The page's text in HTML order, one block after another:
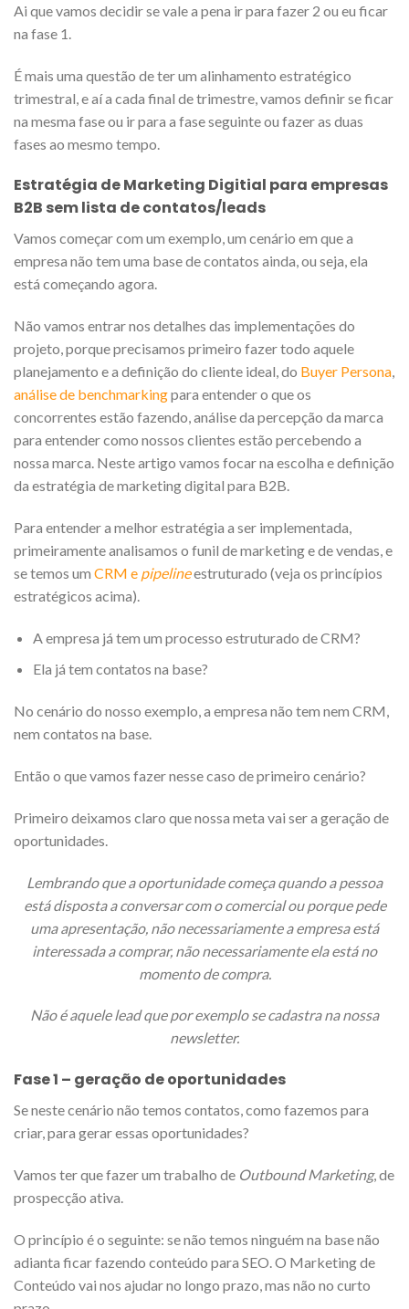
Ai que vamos decidir se vale a pena ir para fazer 2 ou eu ficar
na fase 1.
É mais uma questão de ter um alinhamento estratégico
trimestral, e aí a cada final de trimestre, vamos definir se ficar
na mesma fase ou ir para a fase seguinte ou fazer as duas
fases ao mesmo tempo.
Estratégia de Marketing Digitial para empresas
B2B sem lista de contatos/leads
Vamos começar com um exemplo, um cenário em que a
empresa não tem uma base de contatos ainda, ou seja, ela
está começando agora.
Não vamos entrar nos detalhes das implementações do
projeto, porque precisamos primeiro fazer todo aquele
planejamento e a definição do cliente ideal, do Buyer Persona,
análise de benchmarkingpara entender o que os
concorrentes estão fazendo, análise da percepção da marca
para entender como nossos clientes estão percebendo a
nossa marca. Neste artigo vamos focar na escolha e definição
da estratégia de marketing digital para B2B.
Para entender a melhor estratégia a ser implementada,
primeiramente analisamos o funil de marketing e de vendas, e
se temos um CRM e pipelineestruturado (veja os princípios
estratégicos acima).
A empresa já tem um processo estruturado de CRM?
Ela já tem contatos na base?
No cenário do nosso exemplo, a empresa não tem nem CRM,
nem contatos na base.
Então o que vamos fazer nesse caso de primeiro cenário?
Primeiro deixamos claro que nossa meta vai ser a geração de
oportunidades.
Lembrando que a oportunidade começa quando a pessoa
está disposta a conversar com o comercial ou porque pede
uma apresentação, não necessariamente a empresa está
interessada a comprar, não necessariamente ela está no
momento de compra.
Não é aquele lead que por exemplo se cadastra na nossa
newsletter.
Fase 1 – geração de oportunidades
Se neste cenário não temos contatos, como fazemos para
criar, para gerar essas oportunidades?
Vamos ter que fazer um trabalho de Outbound Marketing, de
prospecção ativa.
O princípio é o seguinte: se não temos ninguém na base não
adianta ficar fazendo conteúdo para SEO. O Marketing de
Conteúdo vai nos ajudar no longo prazo, mas não no curto